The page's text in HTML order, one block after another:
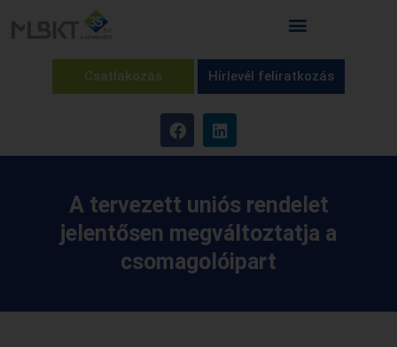
Csatlakozás Hírlevél feliratkozás
A tervezett uniós rendelet
jelentősen megváltoztatja a
csomagolóipart